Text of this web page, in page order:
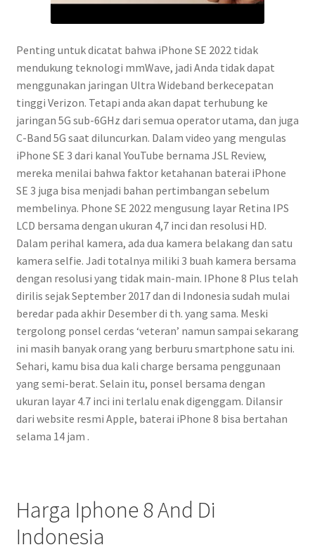
Penting untuk dicatat bahwa iPhone SE 2022 tidak
mendukung teknologi mmWave, jadi Anda tidak dapat
menggunakan jaringan Ultra Wideband berkecepatan
tinggi Verizon. Tetapi anda akan dapat terhubung ke
jaringan 5G sub-6GHz dari semua operator utama, dan juga
C-Band 5G saat diluncurkan. Dalam video yang mengulas
iPhone SE 3 dari kanal YouTube bernama JSL Review,
mereka menilai bahwa faktor ketahanan baterai iPhone
SE 3 juga bisa menjadi bahan pertimbangan sebelum
membelinya. Phone SE 2022 mengusung layar Retina IPS
LCD bersama dengan ukuran 4,7 inci dan resolusi HD.
Dalam perihal kamera, ada dua kamera belakang dan satu
kamera selfie. Jadi totalnya miliki 3 buah kamera bersama
dengan resolusi yang tidak main-main. IPhone 8 Plus telah
dirilis sejak September 2017 dan di Indonesia sudah mulai
beredar pada akhir Desember di th. yang sama. Meski
tergolong ponsel cerdas ‘veteran’ namun sampai sekarang
ini masih banyak orang yang berburu smartphone satu ini.
Sehari, kamu bisa dua kali charge bersama penggunaan
yang semi-berat. Selain itu, ponsel bersama dengan
ukuran layar 4.7 inci ini terlalu enak digenggam. Dilansir
dari website resmi Apple, baterai iPhone 8 bisa bertahan
selama 14 jam .
Harga Iphone 8 And Di
Indonesia